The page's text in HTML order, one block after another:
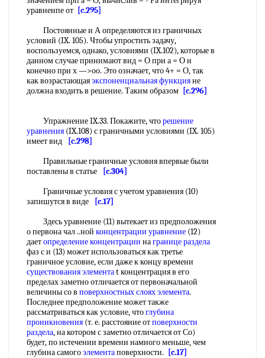
уравненпе от [c.295]
Постоянные и А определяются из граничных
условий (IX. 105). Чтобы упростить задачу,
воспользуемся, однако, условиями (IX.102), которые в
данном случае принимают вид = О при а = О и
конечно при х —>оо. Это означает, что 4+ = О, так
как возрастающаяэкспоненциальная функцияне
должна входить в решение. Таким образом [c.296]
Упражнение IX.33. Покажите, чторешение
уравнения (IX.108) с граничными условиями (IX. 105)
имеет вид
[c.298]
Правильные граничные условия впервые были
поставлены в статье
[c.304]
Граничные условия с учетом уравнения (10)
запишутся в виде
[c.17]
Здесь уравнение (11) вытекает из предположения
о первона чал ..ной концентрации уравнение (12)
даетопределение концентрации награнице раздела
фаз с и (13) может использоваться как третье
граничное условие, если даже к концу времени
существования элементаt концентрация в его
пределах заметно отличается от первоначальной
величины со в поверхностных слояхэлемента.
Последнее предположение может также
рассматриваться как условие, чтоглубина
проникновения (т. е. расстояние отповерхности
раздела, на котором с заметно отличается от Со)
будет, по истечении времени намного меньше, чем
глубина самогоэлементаповерхности.
[c.17]